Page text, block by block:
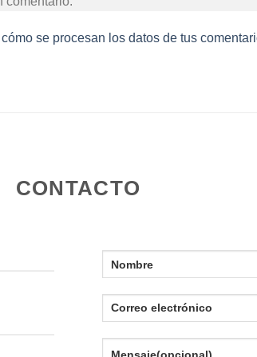
se procesan los datos de tus
CONTACTO